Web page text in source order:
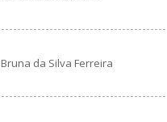
Bruna da Silva Ferreira